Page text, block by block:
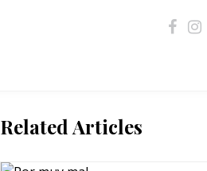
Related Articles